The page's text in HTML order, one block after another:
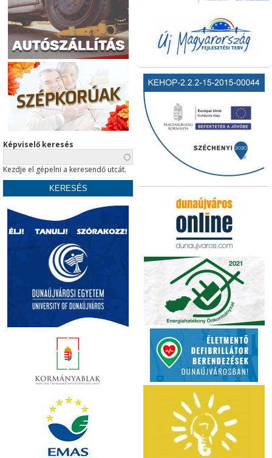
Képviselő keresés
Kezdje el gépelni a keresendő utcát.